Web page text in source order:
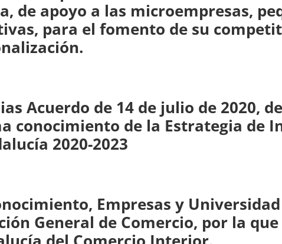
de apoyo a las microempresas,
para el fomento de su
Acuerdo de 14 de julio de 2020,
conocimiento de la Estrategia de
2020-2023
Empresas y
General de Comercio, por la